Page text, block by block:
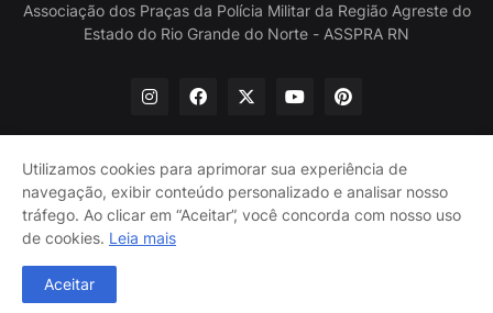
Associação dos Praças da Polícia Militar da Região Agreste do
Estado do Rio Grande do Norte - ASSPRA RN
@ASSPRA RN Todos os direitos reservados. Design por
Início Quem Somos
Política de Privacidade
Contate-nos
Utilizamos cookies para aprimorar sua experiência de
navegação, exibir conteúdo personalizado e analisar nosso
tráfego. Ao clicar em “Aceitar”, você concorda com nosso uso
de cookies. Leia mais
Aceitar